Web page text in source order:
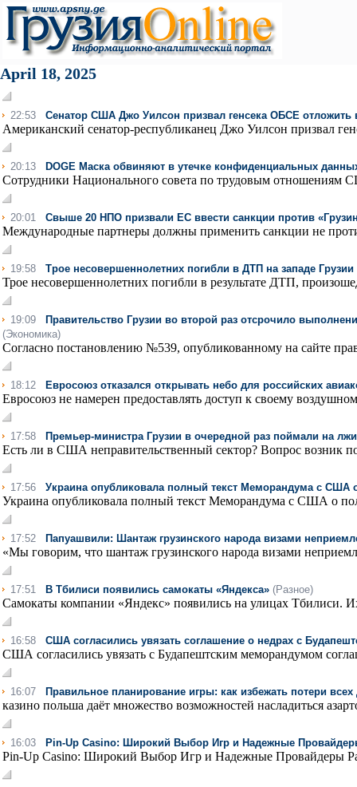
April 18, 2025
22:53 Сенатор США Джо Уилсон призвал генсека ОБСЕ отложить
Американский сенатор-республиканец Джо Уилсон призвал
20:13 DOGE Маска обвиняют в утечке конфиденциальных
Сотрудники Национального совета по трудовым отношениям
20:01 Свыше 20 НПО призвали ЕС ввести санкции против
Международные партнеры должны применить санкции не
19:58 Трое несовершеннолетних погибли в ДТП на западе Грузии
Трое несовершеннолетних погибли в результате ДТП,
19:09
Правительство Грузии во второй раз отсрочило
(Экономика)
Согласно постановлению №539, опубликованному на сайте
18:12 Евросоюз отказался открывать небо для российских
Евросоюз не намерен предоставлять доступ к своему
17:58 Премьер-министра Грузии в очередной раз поймали на лжи
Есть ли в США неправительственный сектор? Вопрос возник
17:56 Украина опубликовала полный текст Меморандума с США
Украина опубликовала полный текст Меморандума с США о
17:52 Папуашвили: Шантаж грузинского народа визами
«Мы говорим, что шантаж грузинского народа визами
17:51 В Тбилиси появились самокаты «Яндекса» (Разное)
Самокаты компании «Яндекс» появились на улицах Тбилиси.
16:58 США согласились увязать соглашение о недрах с
США согласились увязать с Будапештским меморандумом
16:07 Правильное планирование игры: как избежать потери всех
казино польша даёт множество возможностей насладиться
16:03 Pin-Up Casino: Широкий Выбор Игр и Надежные
Pin-Up Casino: Широкий Выбор Игр и Надежные Провайдеры